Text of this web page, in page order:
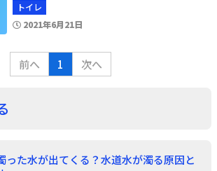
トイレ
2021年6月21日
前へ 1 次へ
った水が出てくる？水道水が濁る原因と